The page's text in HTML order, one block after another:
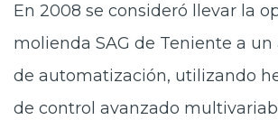
En 2008 se consideró llevar la
molienda SAG de Teniente a
de automatización, utilizando
de control avanzado